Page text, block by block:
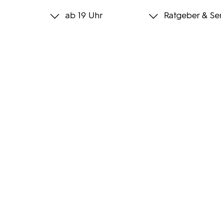
ab 19 Uhr Ratgeber &